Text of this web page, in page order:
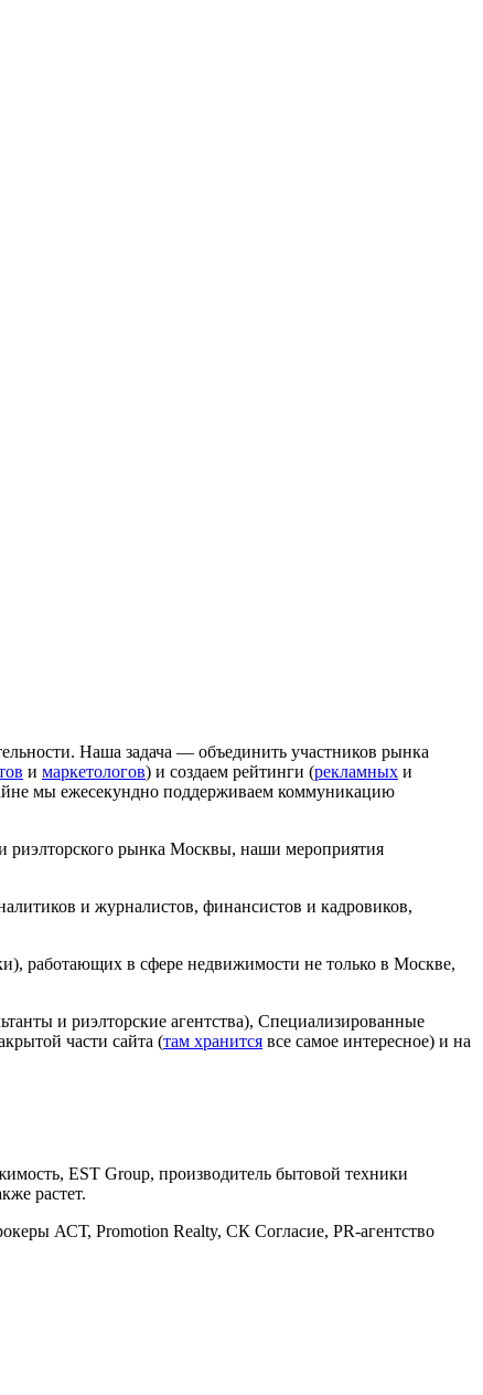
Наша задача — объединить участников рынка
и маркетологов) и создаем рейтинги (рекламных и
мы ежесекундно поддерживаем коммуникацию
риэлторского рынка Москвы, наши мероприятия
и журналистов, финансистов и кадровиков,
работающих в сфере недвижимости не только в Москве,
и риэлторские агентства), Специализированные
части сайта (там хранится все самое интересное) и на
EST Group, производитель бытовой техники
растет.
АСТ, Promotion Realty, СК Согласие, PR-агентство